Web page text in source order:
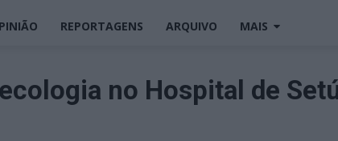
REPORTAGENS ARQUIVO MAIS
no Hospital de